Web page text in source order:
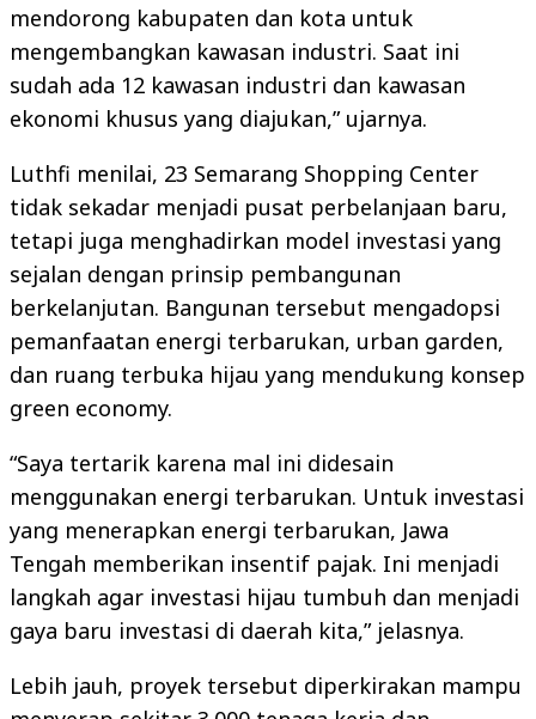
mendorong kabupaten dan kota untuk
mengembangkan kawasan industri. Saat ini
sudah ada 12 kawasan industri dan kawasan
ekonomi khusus yang diajukan,” ujarnya.
Luthfi menilai, 23 Semarang Shopping Center
tidak sekadar menjadi pusat perbelanjaan baru,
tetapi juga menghadirkan model investasi yang
sejalan dengan prinsip pembangunan
berkelanjutan. Bangunan tersebut mengadopsi
pemanfaatan energi terbarukan, urban garden,
dan ruang terbuka hijau yang mendukung konsep
green economy.
“Saya tertarik karena mal ini didesain
menggunakan energi terbarukan. Untuk investasi
yang menerapkan energi terbarukan, Jawa
Tengah memberikan insentif pajak. Ini menjadi
langkah agar investasi hijau tumbuh dan menjadi
gaya baru investasi di daerah kita,” jelasnya.
Lebih jauh, proyek tersebut diperkirakan mampu